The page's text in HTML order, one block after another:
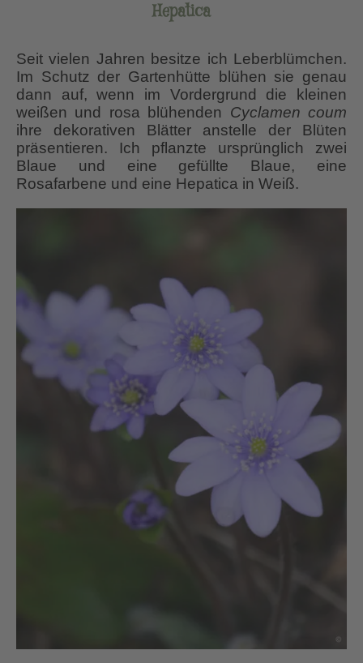
Hepatica
Seit vielen Jahren besitze ich Leberblümchen.
Im Schutz der Gartenhütte blühen sie genau
dann auf, wenn im Vordergrund die kleinen
weißen und rosa blühenden Cyclamen coum
ihre dekorativen Blätter anstelle der Blüten
präsentieren. Ich pflanzte ursprünglich zwei
Blaue und eine gefüllte Blaue, eine
Rosafarbene und eine Hepatica in Weiß.